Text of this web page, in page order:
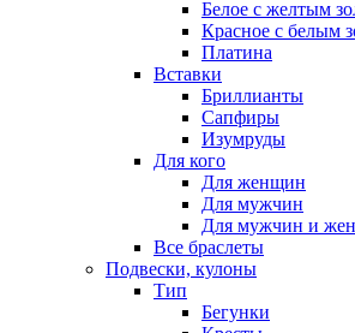
Белое с желтым
Красное с белым
Платина
Вставки
Бриллианты
Сапфиры
Изумруды
Для кого
Для женщин
Для мужчин
Для мужчин и
Все браслеты
Подвески, кулоны
Тип
Бегунки